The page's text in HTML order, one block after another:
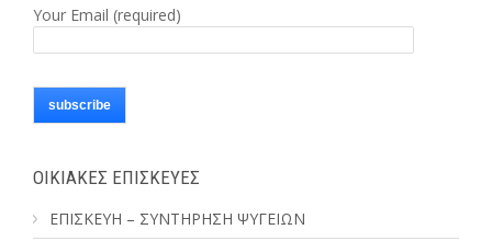
Your Email (required)
ΟΙΚΙΑΚΕΣ ΕΠΙΣΚΕΥΕΣ
ΕΠΙΣΚΕΥΗ – ΣΥΝΤΗΡΗΣΗ ΨΥΓΕΙΩΝ